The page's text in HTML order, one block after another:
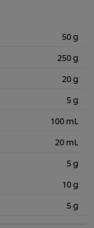
50 g
250 g
20 g
5 g
100 mL
20 mL
5 g
10 g
5 g